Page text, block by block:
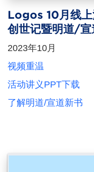
Logos 10月线
创世记暨明道/宣
2023年10月
视频重温
活动讲义PPT下载
了解明道/宣道新书